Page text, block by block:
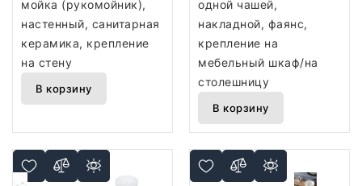
мойка (рукомойник),
настенный, санитарная
керамика, крепление
на стену
В корзину
одной чашей,
накладной, фаянс,
крепление на
мебельный шкаф/на
столешницу
В корзину